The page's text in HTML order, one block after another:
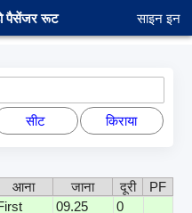
पैसेंजर रूट साइन इन
सीट किराया
आना जाना दूरी
PF
09.25
0